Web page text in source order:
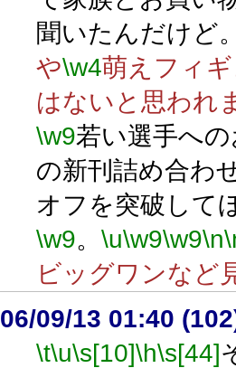
聞いたんだけど
や\w4萌えフィ
はないと思われ
\w9若い選手へ
の新刊詰め合わ
オフを突破して
\w9。 \u\w9\w9\n
ビッグワンなど
06/09/13 01:40
\t\u\s[10]\h\s[44]